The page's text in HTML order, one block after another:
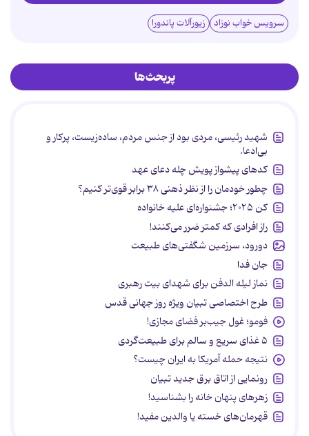
سرویس خواب نوزاد زیورآلات پاندورا
پربحث‌ها
شهید رئیسی، مردی بود از جنس مردم، ساده‌زیست، پرکار و
بی‌ادعا.
کدهای پیشواز پویش چله دعای عهد
چطور خودمان را از نظر ذهنی ۳۸ برابر قوی‌تر کنیم؟
کن ۲۰۲۵؛ جشنواره‌ای علیه خانواده
راز افرادی که کمتر ضرر می‌کنند!
دورود، سرزمین شگفتی‌های طبیعت
جان فدا
نماز لیله الدفن برای شهدای بیت رهبری
طرح اختصاصی تبیان ویژه روز جهانی قدس
فومو؛ غول جیب‌بر فضای مجازی!
۵ غذای سریع و سالم برای طبیعت‌گردی
نتیجه حمله آمریکا به ایران چیست؟
رونمایی از اتاق برق جدید تبیان
زهرهای پنهان خانه را بشناسید!
قهرمان‌های خسته یا والدین مفید!